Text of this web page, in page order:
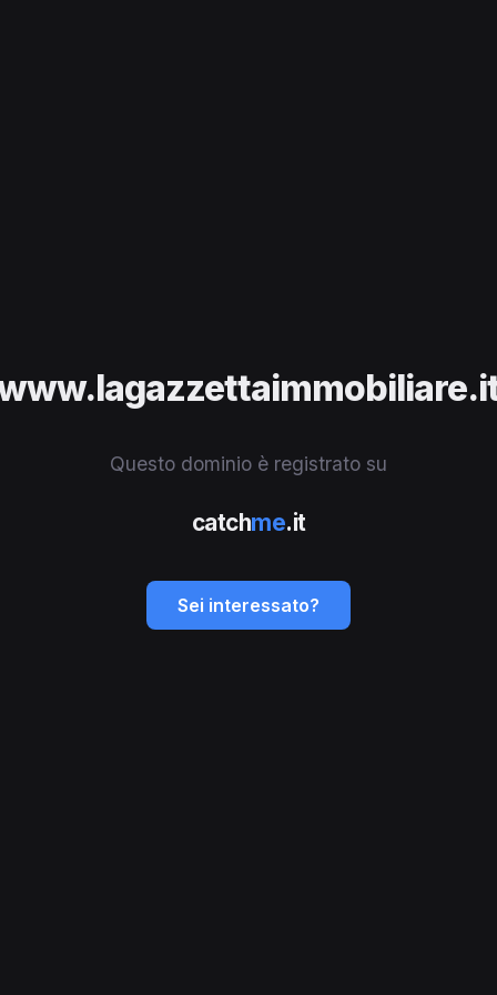
Questo dominio è registrato su
catchme.it
Sei interessato?